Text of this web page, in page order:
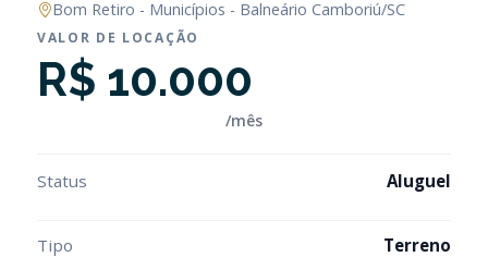
Bom Retiro - Municípios - Balneário Camboriú/SC
VALOR DE LOCAÇÃO
R$ 10.000
/mês
Status Aluguel
Tipo Terreno